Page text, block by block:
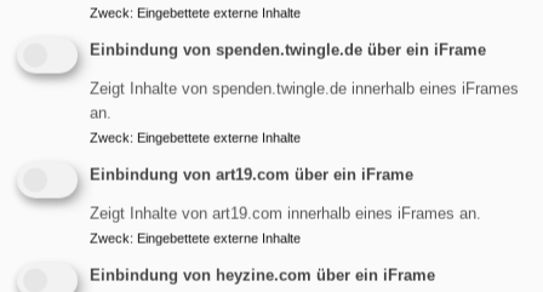
Posaunenchor
Posaunenchor
Zweck: Eingebettete externe Inhalte
Einbindung von spenden.twingle.de über ein iFrame
Zeigt Inhalte von spenden.twingle.de innerhalb eines iFrames
an.
Zweck: Eingebettete externe Inhalte
Einbindung von art19.com über ein iFrame
Zeigt Inhalte von art19.com innerhalb eines iFrames an.
Zweck: Eingebettete externe Inhalte
Einbindung von heyzine.com über ein iFrame